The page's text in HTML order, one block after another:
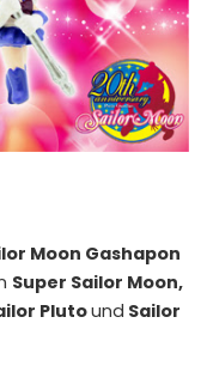
Moon Gashapon
Super Sailor Moon,
Plutound Sailor